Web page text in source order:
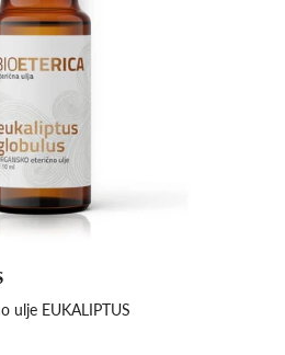
ulje EUKALIPTUS